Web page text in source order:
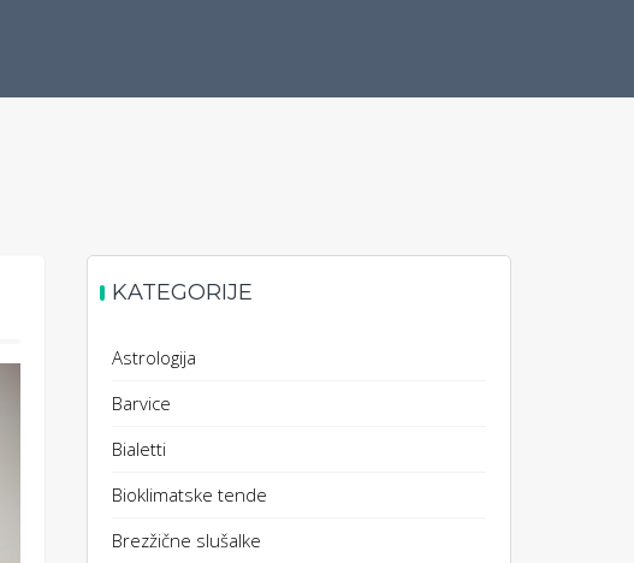
KATEGORIJE
Astrologija
Barvice
Bialetti
Bioklimatske tende
Brezžične slušalke